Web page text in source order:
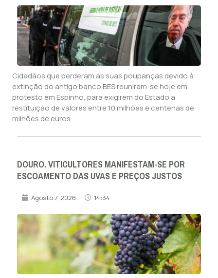
Cidadãos que perderam as suas poupanças devido à
extinção do antigo banco BES reuniram-se hoje em
protesto em Espinho, para exigirem do Estado a
restituição de valores entre 10 milhões e centenas de
milhões de euros.
DOURO. VITICULTORES MANIFESTAM-SE POR
ESCOAMENTO DAS UVAS E PREÇOS JUSTOS
Agosto 7, 2026 14:34